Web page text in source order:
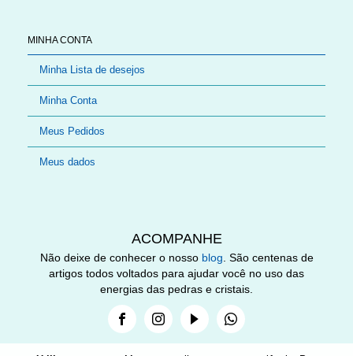
MINHA CONTA
Minha Lista de desejos
Minha Conta
Meus Pedidos
Meus dados
ACOMPANHE
Não deixe de conhecer o nosso blog. São centenas de
artigos todos voltados para ajudar você no uso das
energias das pedras e cristais.
FacebookInstagramYoutubeWhatsapp